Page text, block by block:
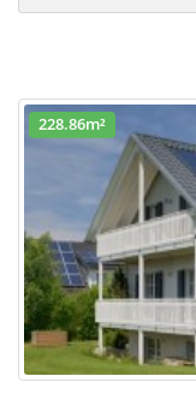
228.86m²